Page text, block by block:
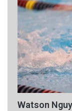
Watson